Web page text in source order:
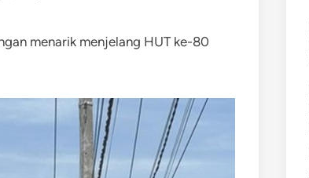
menarik menjelang HUT ke-80